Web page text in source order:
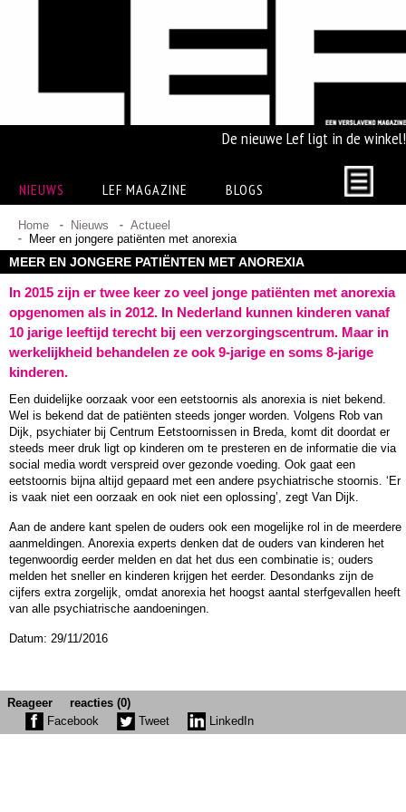
De nieuwe Lef ligt in de winkel!
NIEUWS LEF MAGAZINE BLOGS
Home Nieuws
Actueel
Meer en jongere patiënten met anorexia
MEER EN JONGERE PATIËNTEN MET ANOREXIA
In 2015 zijn er twee keer zo veel jonge patiënten met anorexia
opgenomen als in 2012. In Nederland kunnen kinderen vanaf
10 jarige leeftijd terecht bij een verzorgingscentrum. Maar in
werkelijkheid behandelen ze ook 9-jarige en soms 8-jarige
kinderen.
Een duidelijke oorzaak voor een eetstoornis als anorexia is niet bekend.
Wel is bekend dat de patiënten steeds jonger worden. Volgens Rob van
Dijk, psychiater bij Centrum Eetstoornissen in Breda, komt dit doordat er
steeds meer druk ligt op kinderen om te presteren en de informatie die via
social media wordt verspreid over gezonde voeding. Ook gaat een
eetstoornis bijna altijd gepaard met een andere psychiatrische stoornis. ‘Er
is vaak niet een oorzaak en ook niet een oplossing’, zegt Van Dijk.
Aan de andere kant spelen de ouders ook een mogelijke rol in de meerdere
aanmeldingen. Anorexia experts denken dat de ouders van kinderen het
tegenwoordig eerder melden en dat het dus een combinatie is; ouders
melden het sneller en kinderen krijgen het eerder. Desondanks zijn de
cijfers extra zorgelijk, omdat anorexia het hoogst aantal sterfgevallen heeft
van alle psychiatrische aandoeningen.
Datum: 29/11/2016
Reageer
reacties (0)
Facebook
Tweet LinkedIn